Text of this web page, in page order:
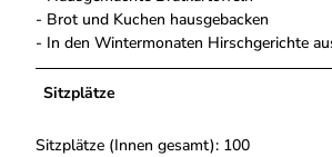
- Brot und Kuchen hausgebacken
- In den Wintermonaten Hirschgerichte
Sitzplätze
Sitzplätze (Innen gesamt): 100